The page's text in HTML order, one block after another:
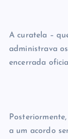
A curatela –
administrava
encerrada
a um acordo